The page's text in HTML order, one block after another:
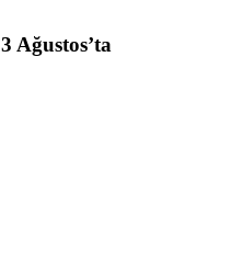
Ağustos’ta